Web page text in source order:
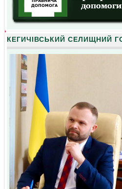
КЕГИЧІВСЬКИЙ СЕЛИЩНИЙ